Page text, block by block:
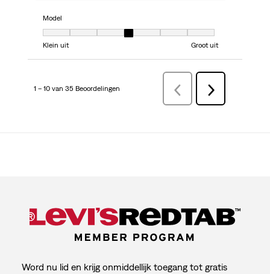
Model
Model, 4 van 7, waarbij 1 gelijk is aan Klein uit en 7 gelijk is aan Groot uit
Klein uit
Groot uit
1 – 10 van 35 Beoordelingen VorigeBeoordelingen
Volgende
Beoordelingen
Word nu lid en krijg onmiddellijk toegang tot gratis